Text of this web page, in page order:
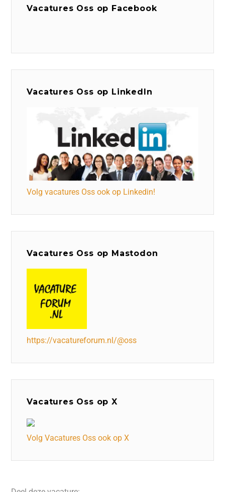
Vacatures Oss op Facebook
Vacatures Oss op LinkedIn
Volg vacatures Oss ook op Linkedin!
Vacatures Oss op Mastodon
https://vacatureforum.nl/@oss
Vacatures Oss op X
Volg Vacatures Oss ook op X